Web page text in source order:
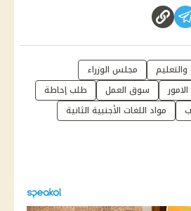
والتعليم
مجلس الوزراء
سوق العمل
طلب إحاطة
مواد اللغات الأجنبية الثانية